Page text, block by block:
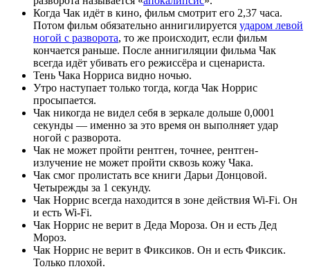
Когда Чак идёт в кино, фильм смотрит его 2,37 часа.
Потом фильм обязательно аннигилируется ударом левой
ногой с разворота, то же происходит, если фильм
кончается раньше. После аннигиляции фильма Чак
всегда идёт убивать его режиссёра и сценариста.
Тень Чака Норриса видно ночью.
Утро наступает только тогда, когда Чак Норрис
просыпается.
Чак никогда не видел себя в зеркале дольше 0,0001
секунды — именно за это время он выполняет удар
ногой с разворота.
Чак не может пройти рентген, точнее, рентген-
излучение не может пройти сквозь кожу Чака.
Чак смог пролистать все книги Дарьи Донцовой.
Четырежды за 1 секунду.
Чак Норрис всегда находится в зоне действия Wi-Fi. Он
и есть Wi-Fi.
Чак Норрис не верит в Деда Мороза. Он и есть Дед
Мороз.
Чак Норрис не верит в Фиксиков. Он и есть Фиксик.
Только плохой.